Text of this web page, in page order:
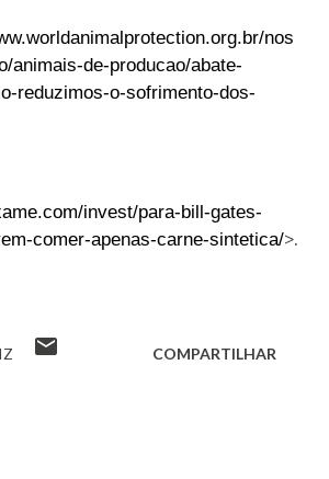
nos
animais-de-producao/abate-
reduzimos-o-sofrimento-dos-
invest/para-bill-gates-
comer-apenas-carne-sintetica/>.
COMPARTILHAR